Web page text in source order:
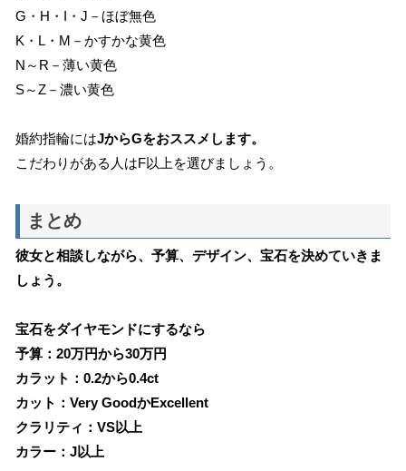
G・H・I・J－ほぼ無色
K・L・M－かすかな黄色
N～R－薄い黄色
S～Z－濃い黄色
婚約指輪にはJからGをおススメします。
こだわりがある人はF以上を選びましょう。
まとめ
彼女と相談しながら、予算、デザイン、宝石を決めていきま
しょう。
宝石をダイヤモンドにするなら
予算：20万円から30万円
カラット：0.2から0.4ct
カット：Very GoodかExcellent
クラリティ：VS以上
カラー：J以上